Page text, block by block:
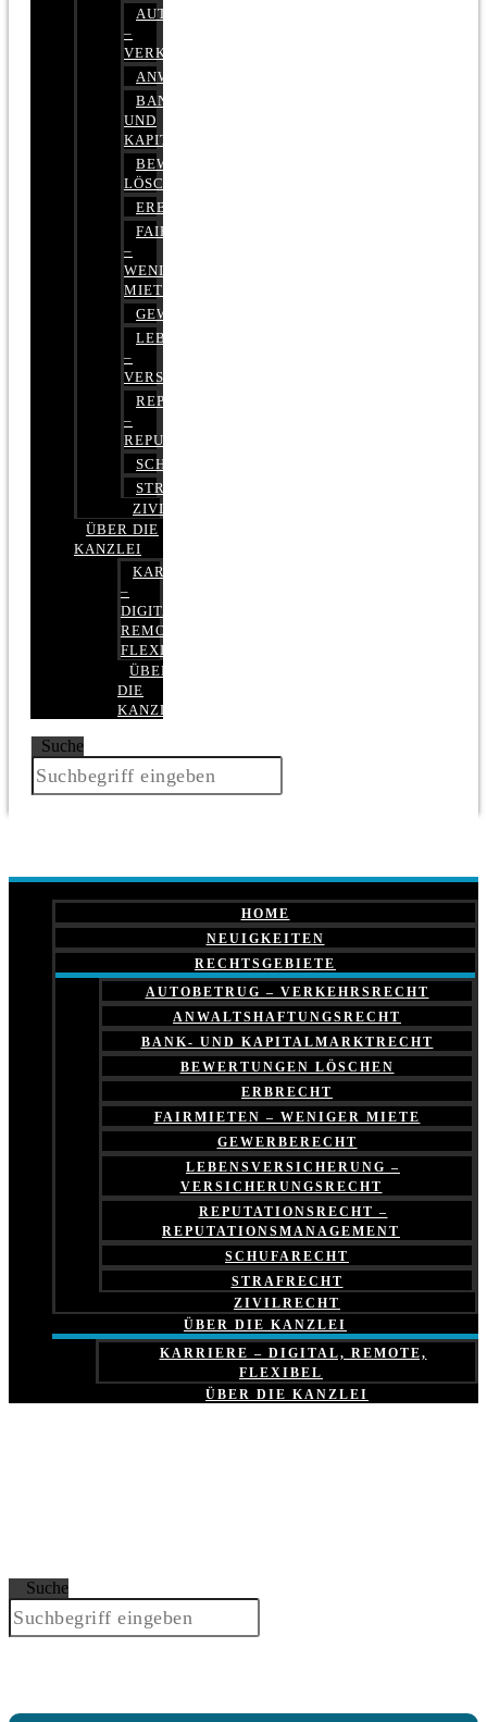
AUTOBETRUG
–
VERKEHRSRECHT
ANWALTSHAFTUNGSRECHT
BANK-
UND
KAPITALMARKTRECHT
BEWERTUNGEN
LÖSCHEN
ERBRECHT
FAIRMIETEN
–
WENIGER
MIETE
GEWERBERECHT
LEBENSVERSICHERUNG
–
VERSICHERUNGSRECHT
REPUTATIONSRECHT
–
REPUTATIONSMANAGEMENT
SCHUFARECHT
STRAFRECHT
ZIVILRECHT
ÜBER DIE
KANZLEI
KARRIERE
–
DIGITAL,
REMOTE,
FLEXIBEL
ÜBER
DIE
KANZLEI
Suche
HOME
NEUIGKEITEN
RECHTSGEBIETE
AUTOBETRUG – VERKEHRSRECHT
ANWALTSHAFTUNGSRECHT
BANK- UND KAPITALMARKTRECHT
BEWERTUNGEN LÖSCHEN
ERBRECHT
FAIRMIETEN – WENIGER MIETE
GEWERBERECHT
LEBENSVERSICHERUNG –
VERSICHERUNGSRECHT
REPUTATIONSRECHT –
REPUTATIONSMANAGEMENT
SCHUFARECHT
STRAFRECHT
ZIVILRECHT
ÜBER DIE KANZLEI
KARRIERE – DIGITAL, REMOTE,
FLEXIBEL
ÜBER DIE KANZLEI
Suche